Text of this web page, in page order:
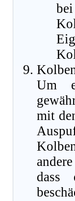
Um
mit
dass